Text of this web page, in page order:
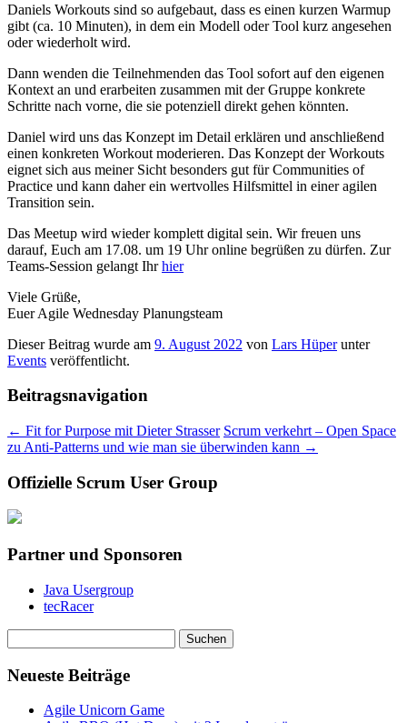
Daniels Workouts sind so aufgebaut, dass es einen kurzen Warmup
gibt (ca. 10 Minuten), in dem ein Modell oder Tool kurz angesehen
oder wiederholt wird.
Dann wenden die Teilnehmenden das Tool sofort auf den eigenen
Kontext an und erarbeiten zusammen mit der Gruppe konkrete
Schritte nach vorne, die sie potenziell direkt gehen könnten.
Daniel wird uns das Konzept im Detail erklären und anschließend
einen konkreten Workout moderieren. Das Konzept der Workouts
eignet sich aus meiner Sicht besonders gut für Communities of
Practice und kann daher ein wertvolles Hilfsmittel in einer agilen
Transition sein.
Das Meetup wird wieder komplett digital sein. Wir freuen uns
darauf, Euch am 17.08. um 19 Uhr online begrüßen zu dürfen. Zur
Teams-Session gelangt Ihrhier
Viele Grüße,
Euer Agile Wednesday Planungsteam
Dieser Beitrag wurde am 9. August 2022 von Lars Hüperunter
Events veröffentlicht.
Beitragsnavigation
← Fit for Purpose mit Dieter Strasser Scrum verkehrt – Open Space
zu Anti-Patterns und wie man sie überwinden kann →
Offizielle Scrum User Group
Partner und Sponsoren
Java Usergroup
tecRacer
nach:
Neueste Beiträge
Agile Unicorn Game